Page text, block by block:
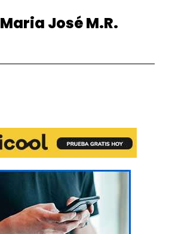
Maria José M.R.